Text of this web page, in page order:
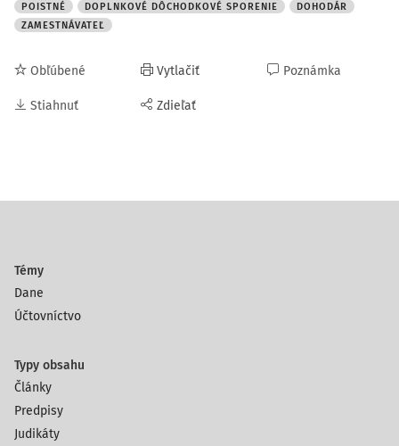
POISTNÉ DOPLNKOVÉ DÔCHODKOVÉ SPORENIE
DOHODÁR
ZAMESTNÁVATEĽ
Obľúbené
Stiahnuť
Vytlačiť
Zdieľať
Poznámka
Témy
Dane
Účtovníctvo
Typy obsahu
Články
Predpisy
Judikáty